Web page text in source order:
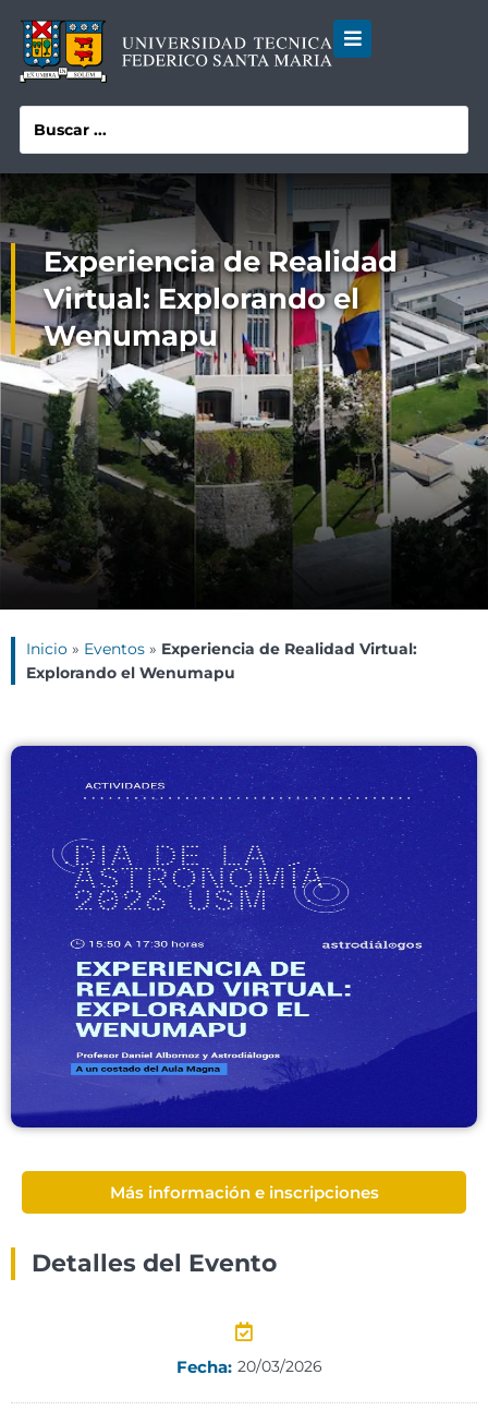
Experiencia de Realidad
Virtual: Explorando el
Wenumapu
Inicio » Eventos » Experiencia de Realidad Virtual:
Explorando el Wenumapu
Más información e inscripciones
Detalles del Evento
Fecha: 20/03/2026